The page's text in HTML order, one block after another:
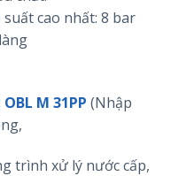
cao nhất: 8 bar
M 31PP (Nhập
trình xử lý nước cấp,